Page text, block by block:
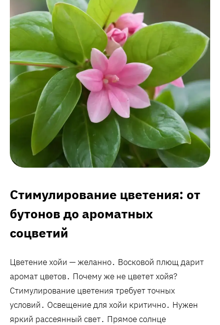
Стимулирование цветения: от
бутонов до ароматных
соцветий
Цветение хойи — желанно․ Восковой плющ дарит
аромат цветов․ Почему же не цветет хойя?
Стимулирование цветения требует точных
условий․ Освещение для хойи критично․ Нужен
яркий рассеянный свет․ Прямое солнце